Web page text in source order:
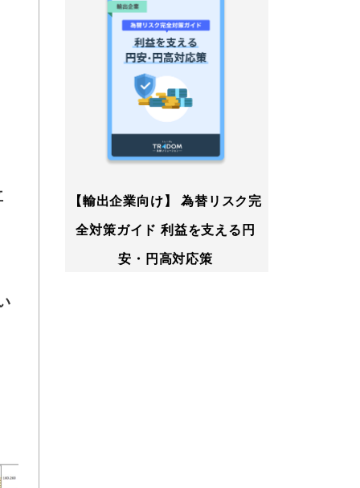
【輸出企業向け】 為替リスク完
全対策ガイド 利益を支える円
安・円高対応策